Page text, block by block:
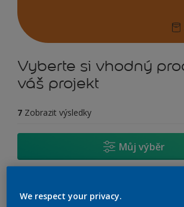
Vyberte si vhodný
váš projekt
7 Zobrazit výsledky
Můj výběr
Dulux Trade Vinyl Matt
We respect your privacy.